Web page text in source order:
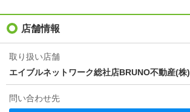
店舗情報
取り扱い店舗
エイブルネットワーク総社店BRUNO不動産(株)
問い合わせ先